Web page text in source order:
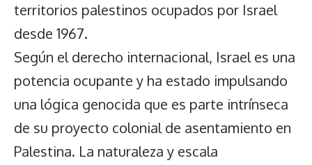
territorios palestinos ocupados por Israel
desde 1967.
Según el derecho internacional, Israel es una
potencia ocupante y ha estado impulsando
una lógica genocida que es parte intrínseca
de su proyecto colonial de asentamiento en
Palestina. La naturaleza y escala